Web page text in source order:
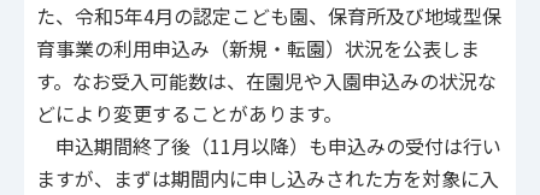
た、令和5年4月の認定こども園、保育所及び地域型保
育事業の利用申込み（新規・転園）状況を公表しま
す。なお受入可能数は、在園児や入園申込みの状況な
どにより変更することがあります。
申込期間終了後（11月以降）も申込みの受付は行い
ますが、まずは期間内に申し込みされた方を対象に入